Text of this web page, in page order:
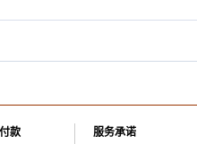
款
服务承诺